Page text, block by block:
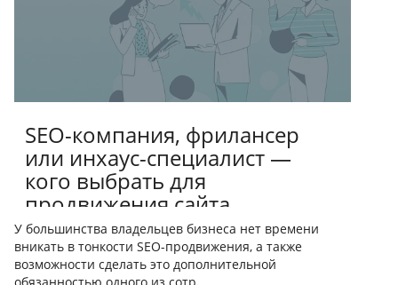
SEO-компания, фрилансер
или инхаус-специалист —
кого выбрать для
продвижения сайта
У большинства владельцев бизнеса нет времени
вникать в тонкости SEO-продвижения, а также
возможности сделать это дополнительной
обязанностью одного из сотр...